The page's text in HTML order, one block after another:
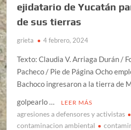
ejidatario de Yucatán
de sus tierras
grieta 4 febrero, 2024
Texto: Claudia V. Arriaga Durán /
Pacheco / Pie de Página Ocho
Bachoco ingresaron a la tierra de
golpearlo …
LEER MÁS
agresiones a defensores y activistas
contaminacion ambiental